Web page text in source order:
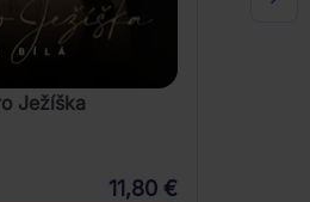
Ježíška
11,80 €